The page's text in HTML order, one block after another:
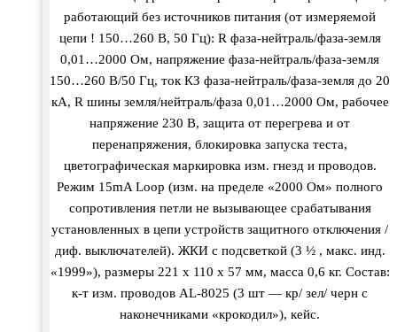
работающий без источников питания (от измеряемой
цепи ! 150…260 В, 50 Гц): R фаза-нейтраль/фаза-земля
0,01…2000 Ом, напряжение фаза-нейтраль/фаза-земля
150…260 В/50 Гц, ток КЗ фаза-нейтраль/фаза-земля до 20
кА, R шины земля/нейтраль/фаза 0,01…2000 Ом, рабочее
напряжение 230 В, защита от перегрева и от
перенапряжения, блокировка запуска теста,
цветографическая маркировка изм. гнезд и проводов.
Режим 15mA Loop (изм. на пределе «2000 Ом» полного
сопротивления петли не вызывающее срабатывания
установленных в цепи устройств защитного отключения /
диф. выключателей). ЖКИ с подсветкой (3 ½ , макс. инд.
«1999»), размеры 221 х 110 х 57 мм, масса 0,6 кг. Состав:
к-т изм. проводов AL-8025 (3 шт — кр/ зел/ черн с
наконечниками «крокодил»), кейс.